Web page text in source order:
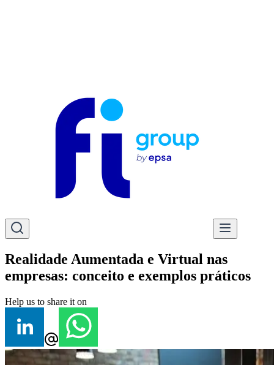
Realidade Aumentada e Virtual nas
empresas: conceito e exemplos práticos
Help us to share it on